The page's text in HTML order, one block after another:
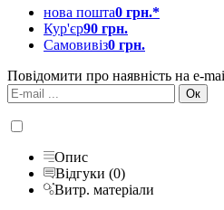
нова пошта0 грн.*
Кур'єр90 грн.
Самовивіз0 грн.
Повідомити про наявність на e-
Опис
Відгуки (0)
Витр. матеріали